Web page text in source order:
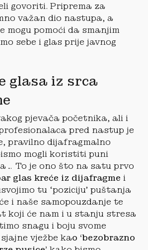
govoriti. Priprema za
važan dio nastupa, a
mogu pomoći da smanjim
sebe i glas prije javnog
glasa iz srca
pjevača početnika, ali i
pred nastup je
pravilno dijafragmalno
mogli koristiti puni
To je ono što na satu prvo
glas kreće iz dijafragme i
tu ‘poziciju’ puštanja
i naše samopouzdanje te
koji će nam i u stanju stresa
snagu i boju svome
sjajne vježbe kao ‘bezobrazno